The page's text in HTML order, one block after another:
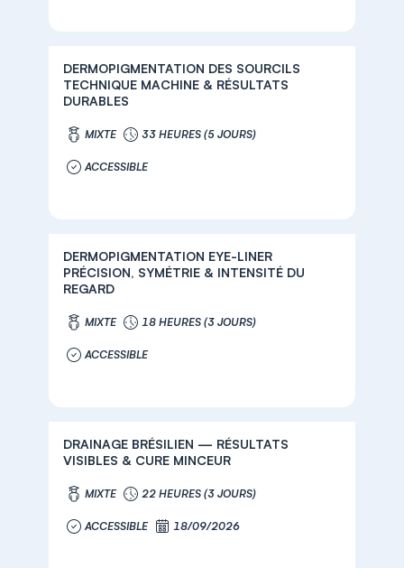
DERMOPIGMENTATION DES SOURCILS
TECHNIQUE MACHINE & RÉSULTATS
DURABLES
MIXTE 33 HEURES (5 JOURS)
ACCESSIBLE
DERMOPIGMENTATION EYE-LINER
PRÉCISION, SYMÉTRIE & INTENSITÉ DU
REGARD
MIXTE 18 HEURES (3 JOURS)
ACCESSIBLE
DRAINAGE BRÉSILIEN — RÉSULTATS
VISIBLES & CURE MINCEUR
MIXTE 22 HEURES (3 JOURS)
ACCESSIBLE 18/09/2026